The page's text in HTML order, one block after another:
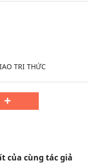
TRI THỨC
của cùng tác giả